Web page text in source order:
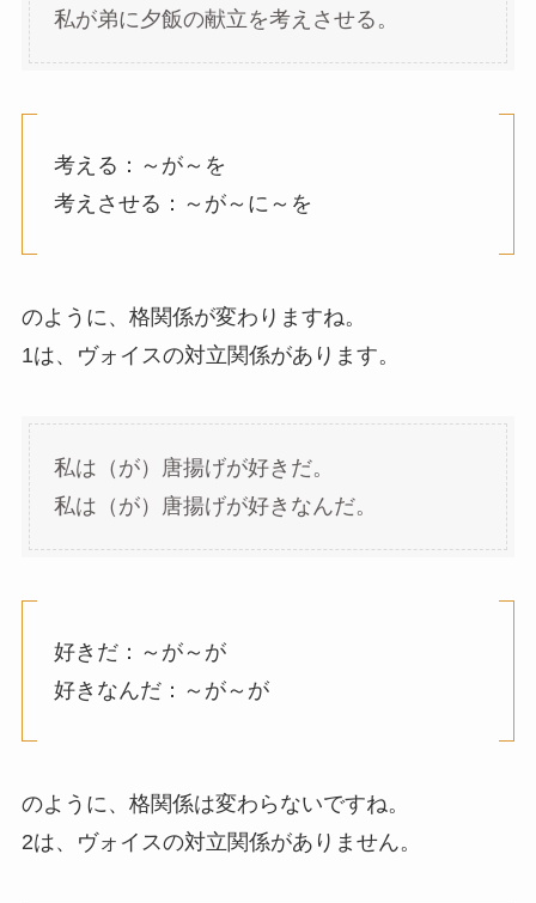
私が弟に夕飯の献立を考えさせる。
考える：～が～を
考えさせる：～が～に～を
のように、格関係が変わりますね。
1は、ヴォイスの対立関係があります。
私は（が）唐揚げが好きだ。
私は（が）唐揚げが好きなんだ。
好きだ：～が～が
好きなんだ：～が～が
のように、格関係は変わらないですね。
2は、ヴォイスの対立関係がありません。